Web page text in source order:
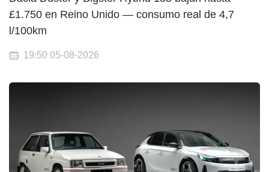
£1.750 en Reino Unido — consumo real de 4,7
l/100km
19:50 05-08-2026